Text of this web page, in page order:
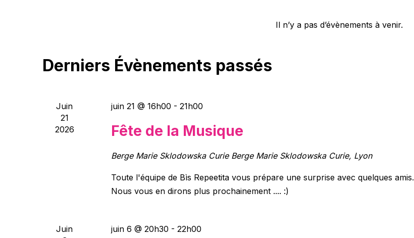
Il n’y a pas d’évènements à venir.
Derniers Évènements passés
Juin
21
2026
juin 21 @ 16h00 - 21h00
Fête de la Musique
Berge Marie Sklodowska Curie Berge Marie Sklodowska Curie, Lyon
Toute l'équipe de Bìs Repeetita vous prépare une surprise avec quelques amis.
Nous vous en dirons plus prochainement .... :)
Juin
juin 6 @ 20h30 - 22h00